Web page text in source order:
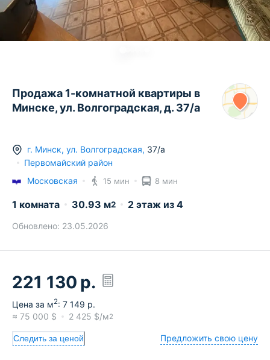
Продажа 1-комнатной квартиры в
Минске, ул. Волгоградская, д. 37/а
г. Минск, ул. Волгоградская, 37/а
Первомайский район
Московская
15 мин 8 мин
1 комната 30.93 м2 2 этаж из 4
Обновлено: 23.05.2026
221 130 р.
Цена за м2: 7 149 р.
≈ 75 000 $ 2 425 $/м2
Следить за ценой Предложить свою цену